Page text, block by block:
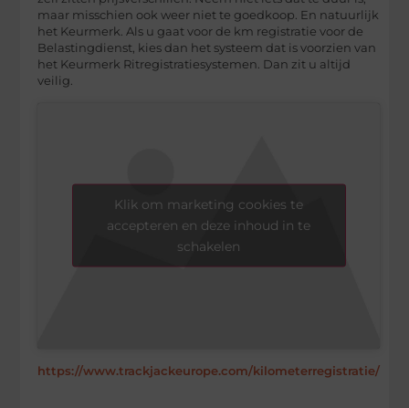
maar misschien ook weer niet te goedkoop. En natuurlijk
het Keurmerk. Als u gaat voor de km registratie voor de
Belastingdienst, kies dan het systeem dat is voorzien van
het Keurmerk Ritregistratiesystemen. Dan zit u altijd
veilig.
Klik om marketing cookies te
accepteren en deze inhoud in te
schakelen
https://www.trackjackeurope.com/kilometerregistratie/